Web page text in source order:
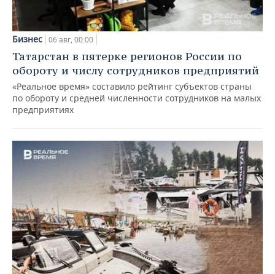
Бизнес 06 авг, 00:00
Татарстан в пятерке регионов России по
обороту и числу сотрудников предприятий
«Реальное время» составило рейтинг субъектов страны
по обороту и средней численности сотрудников на малых
предприятиях